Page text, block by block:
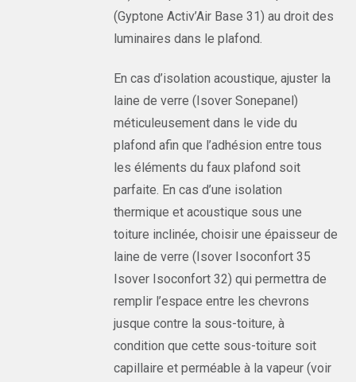
(Gyptone Activ’Air Base 31) au droit des
luminaires dans le plafond.
En cas d’isolation acoustique, ajuster la
laine de verre (Isover Sonepanel)
méticuleusement dans le vide du
plafond afin que l’adhésion entre tous
les éléments du faux plafond soit
parfaite. En cas d’une isolation
thermique et acoustique sous une
toiture inclinée, choisir une épaisseur de
laine de verre (Isover Isoconfort 35
Isover Isoconfort 32) qui permettra de
remplir l’espace entre les chevrons
jusque contre la sous-toiture, à
condition que cette sous-toiture soit
capillaire et perméable à la vapeur (voir